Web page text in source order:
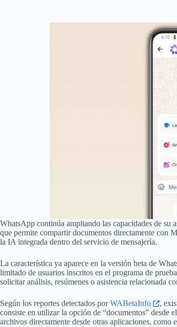
WhatsApp continúa ampliando las capacidades de su
que permite compartir documentos directamente con
la IA integrada dentro del servicio de mensajería.
La característica ya aparece en la versión beta de
limitado de usuarios inscritos en el programa de
solicitar análisis, resúmenes o asistencia relacionada
Según los reportes detectados porWABetaInfo
,
consiste en utilizar la opción de “documentos” desde
archivos directamente desde otras aplicaciones, como